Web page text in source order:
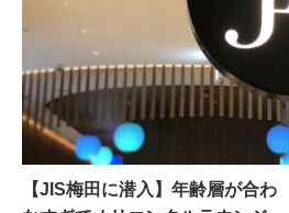
【JIS梅田に潜入】年齢層が合わ